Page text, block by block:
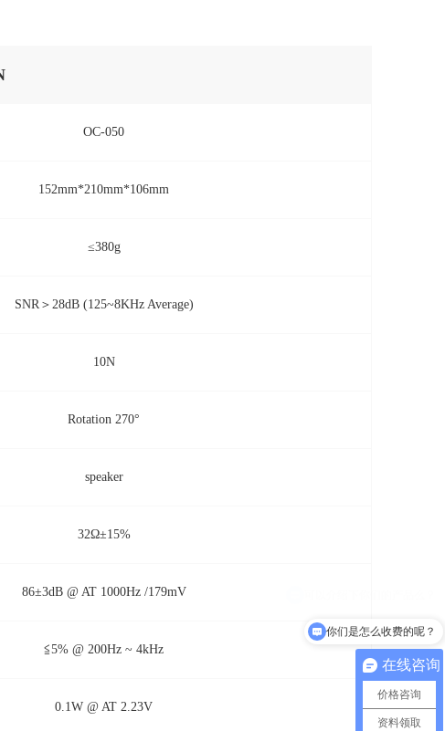
OC-050
152mm*210mm*106mm
≤380g
SNR＞28dB (125~8KHz Average)
10N
Rotation 270°
speaker
32Ω±15%
86±3dB @ AT 1000Hz /179mV
≦5% @ 200Hz ~ 4kHz
0.1W @ AT 2.23V
在线咨询
价格咨询
资料领取
你们是怎么收费的呢？